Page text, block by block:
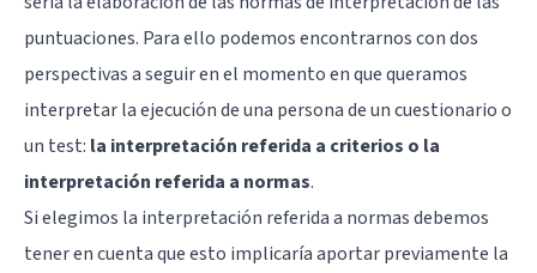
puntuaciones. Para ello podemos encontrarnos con dos
perspectivas a seguir en el momento en que queramos
interpretar la ejecución de una persona de un cuestionario o
un test: la interpretación referida a criterios o la
interpretación referida a normas.
Si elegimos la interpretación referida a normas debemos
tener en cuenta que esto implicaría aportar previamente la